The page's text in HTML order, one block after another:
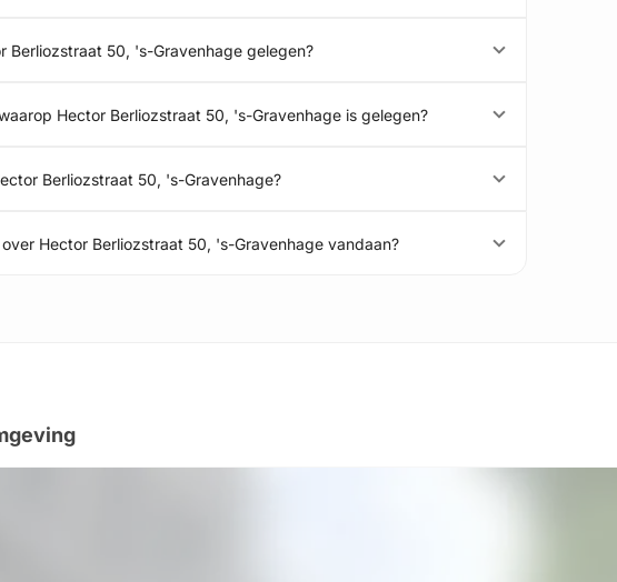
Berliozstraat 50, 's-Gravenhage gelegen?
Hector Berliozstraat 50, 's-Gravenhage is gelegen?
Berliozstraat 50, 's-Gravenhage?
Hector Berliozstraat 50, 's-Gravenhage vandaan?